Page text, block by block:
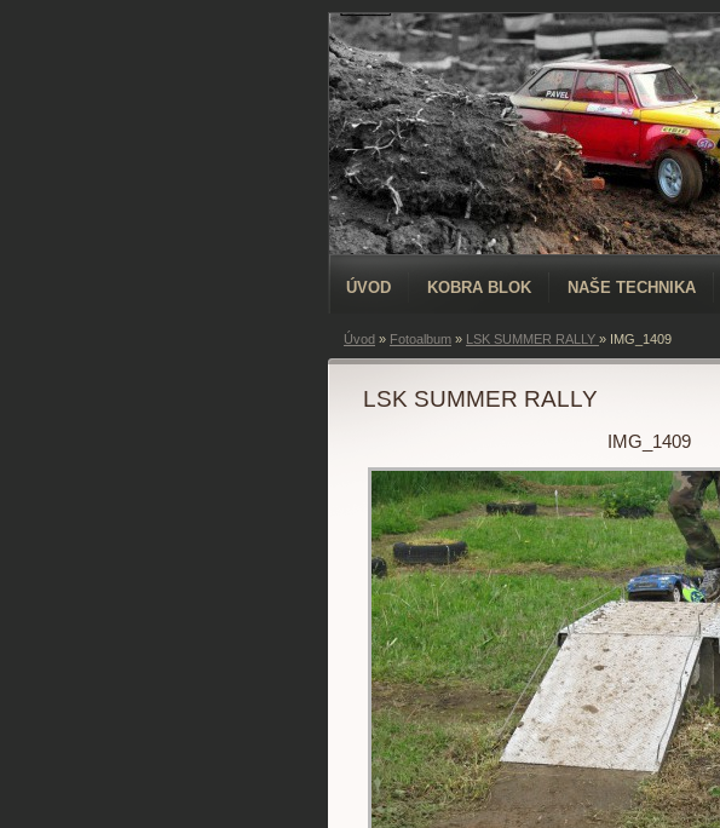
ÚVOD KOBRA BLOK NAŠE TECHNIKA
Úvod » Fotoalbum » LSK SUMMER RALLY » IMG_1409
LSK SUMMER RALLY
IMG_1409